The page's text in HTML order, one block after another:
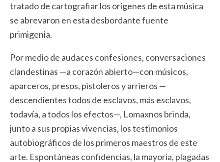
tratado de cartografiar los orígenes de esta música
se abrevaron en esta desbordante fuente
primigenia.
Por medio de audaces confesiones, conversaciones
clandestinas —a corazón abierto—con músicos,
aparceros, presos, pistoleros y arrieros —
descendientes todos de esclavos, más esclavos,
todavía, a todos los efectos—, Lomaxnos brinda,
junto a sus propias vivencias, los testimonios
autobiográficos de los primeros maestros de este
arte. Espontáneas confidencias, la mayoría, plagadas